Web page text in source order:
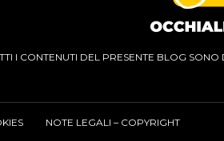
I CONTENUTI DEL PRESENTE BLOG
NOTE LEGALI – COPYRIGHT